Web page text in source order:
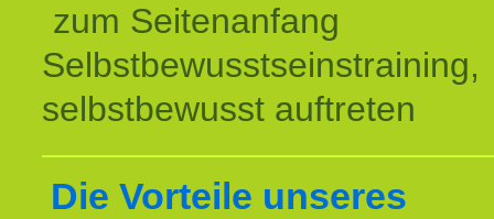
zum Seitenanfang
Selbstbewusstseinstraining,
selbstbewusst auftreten
Die Vorteile unseres